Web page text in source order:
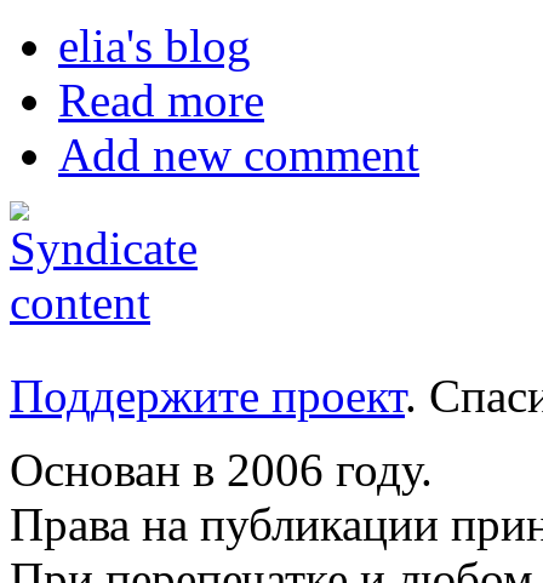
elia's blog
Read more
Add new comment
Поддержите проект.
Основан в 2006 году.
Права на публикации